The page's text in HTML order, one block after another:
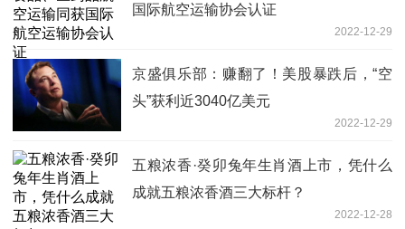
国际航空运输协会认证
2022-12-29
京盛俱乐部：赚翻了！美股暴跌后，“空
头”获利近3040亿美元
2022-12-29
五粮浓香·癸卯兔年生肖酒上市，凭什么
成就五粮浓香酒三大标杆？
2022-12-28